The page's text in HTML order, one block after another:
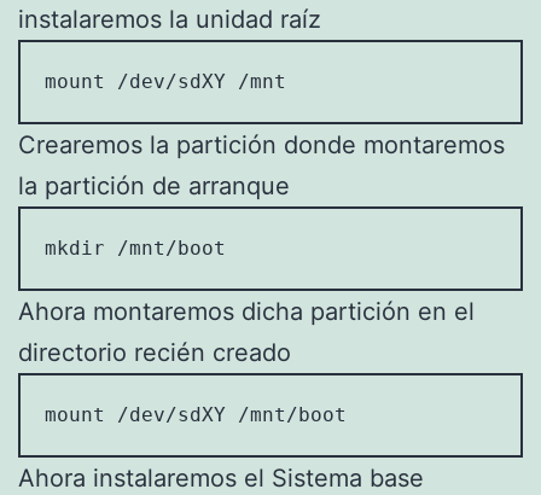
instalaremos la unidad raíz
mount /dev/sdXY /mnt
Crearemos la partición donde montaremos
la partición de arranque
mkdir /mnt/boot
Ahora montaremos dicha partición en el
directorio recién creado
mount /dev/sdXY /mnt/boot
Ahora instalaremos el Sistema base